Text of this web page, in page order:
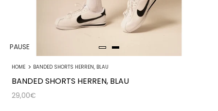
PAUSE
HOME BANDED SHORTS HERREN, BLAU
BANDED SHORTS HERREN, BLAU
29,00€